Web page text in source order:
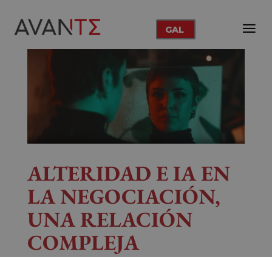
GAL
ALTERIDAD E IA EN
LA NEGOCIACIÓN,
UNA RELACIÓN
COMPLEJA